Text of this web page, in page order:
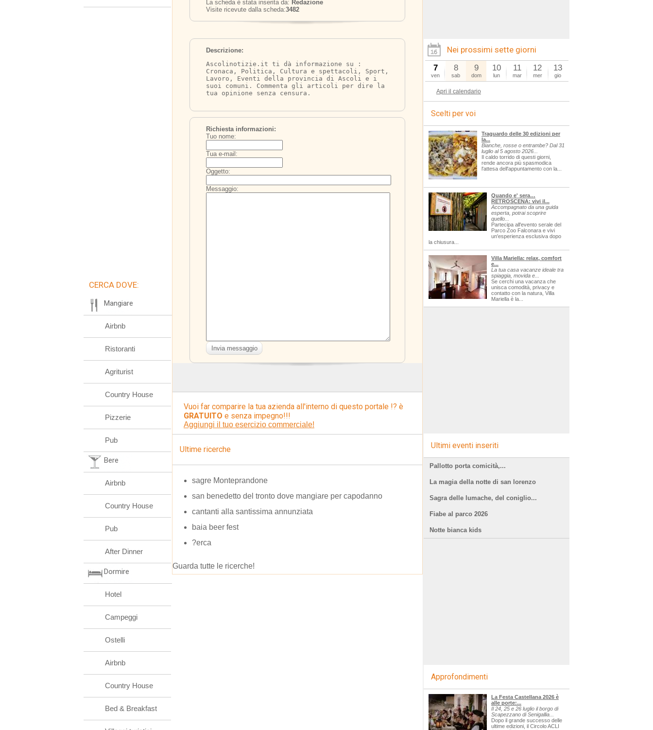
La scheda è stata inserita da: Redazione
Visite ricevute dalla scheda:3482
Descrizione:
Ascolinotizie.it ti dà informazione su :
Cronaca, Politica, Cultura e spettacoli, Sport,
Lavoro, Eventi della provincia di Ascoli e i
suoi comuni. Commenta gli articoli per dire la
tua opinione senza censura.
Richiesta informazioni:
Tuo nome:
Tua e-mail:
Oggetto:
Messaggio:
Vuoi far comparire la tua azienda all'interno di questo portale !? è
GRATUITO e senza impegno!!!
Aggiungi il tuo esercizio commerciale!
Ultime ricerche
sagre Monteprandone
san benedetto del tronto dove mangiare per capodanno
cantanti alla santissima annunziata
baia beer fest
?erca
Guarda tutte le ricerche!
CERCA DOVE:
Mangiare
Airbnb
Ristoranti
Agriturist
Country House
Pizzerie
Pub
Bere
Airbnb
Country House
Pub
After Dinner
Dormire
Hotel
Campeggi
Ostelli
Airbnb
Country House
Bed & Breakfast
Nei prossimi sette giorni
7
ven
8
sab
9
dom
10
lun
11
mar
12
mer
13
gio
Apri il calendario
Scelti per voi
Traguardo delle 30 edizioni per
la...
Bianche, rosse o entrambe? Dal 31
luglio al 5 agosto 2026...
Il caldo torrido di questi giorni,
rende ancora più spasmodica
l'attesa dell'appuntamento con la...
Quando e' sera…
RETROSCENA: vivi il...
Accompagnato da una guida
esperta, potrai scoprire
quello...
Partecipa all'evento serale del
Parco Zoo Falconara e vivi
un'esperienza esclusiva dopo
la chiusura...
Villa Mariella: relax, comfort
e...
La tua casa vacanze ideale tra
spiaggia, movida e...
Se cerchi una vacanza che
unisca comodità, privacy e
contatto con la natura, Villa
Mariella è la...
Ultimi eventi inseriti
Pallotto porta comicità,...
La magia della notte di san lorenzo
Sagra delle lumache, del coniglio...
Fiabe al parco 2026
Notte bianca kids
Approfondimenti
La Festa Castellana 2026 è
alle porte:...
Il 24, 25 e 26 luglio il borgo di
Scapezzano di Senigallia...
Dopo il grande successo delle
ultime edizioni, il Circolo ACLI